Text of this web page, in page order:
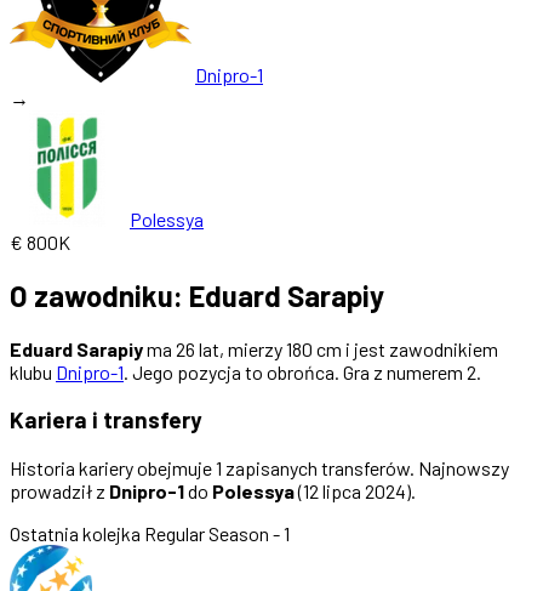
Dnipro-1
→
Polessya
€ 800K
O zawodniku: Eduard Sarapiy
Eduard Sarapiyma 26 lat, mierzy 180 cm i jest zawodnikiem
klubu Dnipro-1 . Jego pozycja to obrońca. Gra z numerem 2.
Kariera i transfery
Historia kariery obejmuje 1 zapisanych transferów. Najnowszy
prowadził z Dnipro-1do Polessya(12 lipca 2024).
Ostatnia kolejka Regular Season - 1